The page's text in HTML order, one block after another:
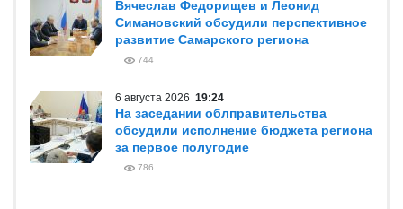
Вячеслав Федорищев и Леонид
Симановский обсудили перспективное
развитие Самарского региона
744
6 августа 2026 19:24
На заседании облправительства
обсудили исполнение бюджета региона
за первое полугодие
786